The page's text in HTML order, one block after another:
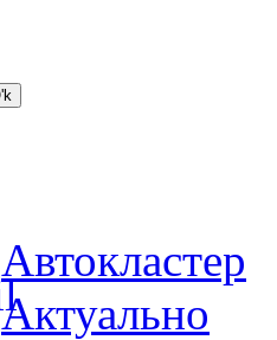
Автокластер
Актуально